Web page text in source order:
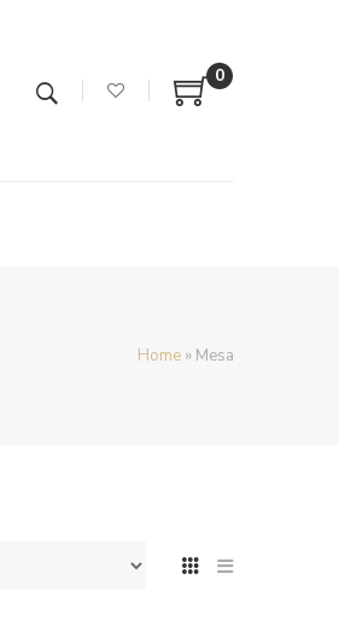
0
Home » Mesa